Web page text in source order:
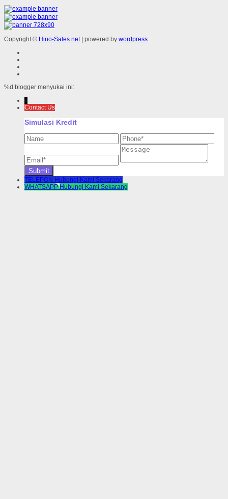
Copyright © Hino-Sales.net| powered by wordpress
%d blogger menyukai ini:
↓
Contact Us
Simulasi Kredit
TELEPON Hubungi Kami Sekarang
WHATSAPP Hubungi Kami Sekarang